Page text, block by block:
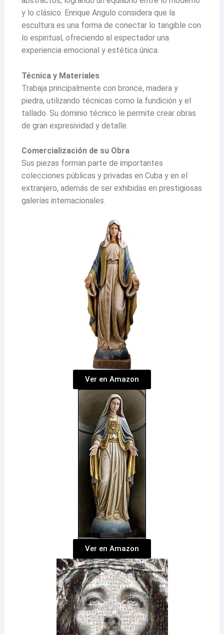
y lo clásico. Enrique Angulo considera que la
escultura es una forma de conectar lo tangible con
lo espiritual, ofreciendo al espectador una
experiencia emocional y estética única.
Técnica y Materiales
Trabaja principalmente con bronce, madera y
piedra, utilizando técnicas como la fundición y el
tallado. Su dominio técnico le permite crear obras
de gran expresividad y detalle.
Comercialización de su Obra
Sus piezas forman parte de importantes
colecciones públicas y privadas en Cuba y en el
extranjero, además de ser exhibidas en prestigiosas
galerías internacionales.
Ver en Amazon
Ver en Amazon